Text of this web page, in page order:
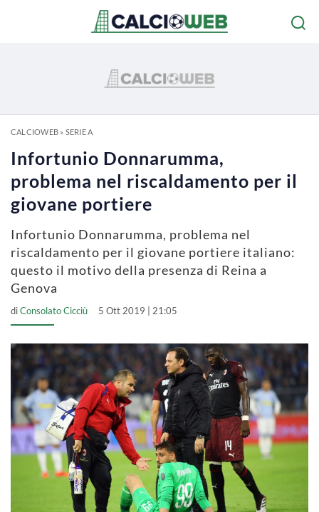
CALCIOWEB» SERIE A
Infortunio Donnarumma,
problema nel riscaldamento per il
giovane portiere
Infortunio Donnarumma, problema nel
riscaldamento per il giovane portiere italiano:
questo il motivo della presenza di Reina a
Genova
diConsolato Cicciù 5 Ott 2019 | 21:05